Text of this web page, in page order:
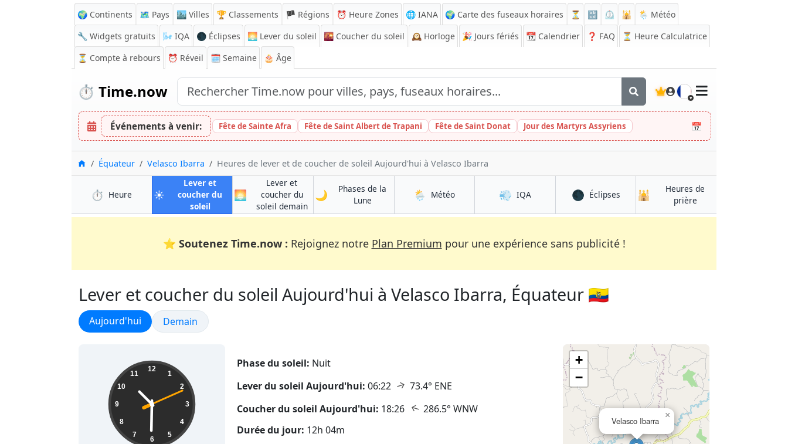
🌍 Continents 🗺️ Pays 🏙️ Villes 🏆 Classements 🏴 Régions ⏰ Heure Zones 🌐 IANA 🌍 Carte des fuseaux horaires ⏳ 🔡 ⏲️ 🕌
🌦️ Météo
🔧 Widgets gratuits
🌬️ IQA 🌑 Éclipses 🌅 Lever du soleil 🌇 Coucher du soleil 🕰️ Horloge 🎉 Jours fériés 📆 Calendrier ❓ FAQ
⏳ Heure Calculatrice
⏳ Compte à rebours ⏰ Réveil 🗓️ Semaine 🎂 Âge
⏱️ Time.now 🇫🇷
Événements à venir: Fête de Sainte Afra Fête de Saint Albert de Trapani Fête de Saint Donat Jour des Martyrs Assyriens 📅
Accueil
Équateur Velasco Ibarra Heures de lever et de coucher de soleil Aujourd'hui à Velasco Ibarra
⏱️ Heure à Velasco Ibarra
☀️
Lever et
coucher du
soleilà Velasco Ibarra
🌅
Lever et
coucher du
soleil demainà Velasco Ibarra
🌙
Phases de la
Luneà Velasco Ibarra
🌦️ Météoà Velasco Ibarra
💨 IQAà Velasco Ibarra
🌑 Éclipsesà Velasco Ibarra
🕌
Heures de
prièreà Velasco Ibarra
⭐ Soutenez Time.now : Rejoignez notre Plan Premium pour une expérience sans publicité !
Lever et coucher du soleil Aujourd'hui à Velasco Ibarra, Équateur 🇪🇨
Lever et coucher du soleil
Aujourd'hui Lever et coucher du soleil
Demain
22:30:12 12
1
2
3
4
5
6
7
8
9
10
11
Phase du soleil: Nuit
Lever du soleil Aujourd'hui: 06:22 ↑ 73.4° ENE
Coucher du soleil Aujourd'hui: 18:26 ↑ 286.5° WNW
Durée du jour: 12h 04m
Velasco Ibarra
×
+
−